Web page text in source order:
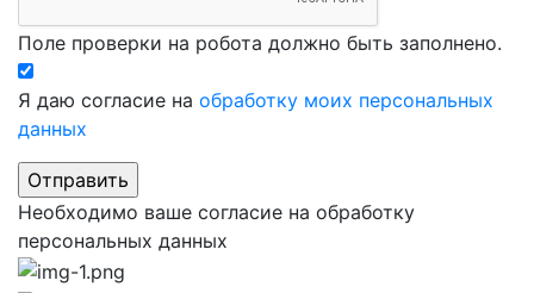
Поле проверки на робота должно быть заполнено.
Я даю согласие на обработку моих персональных
данных
Необходимо ваше согласие на обработку
персональных данных